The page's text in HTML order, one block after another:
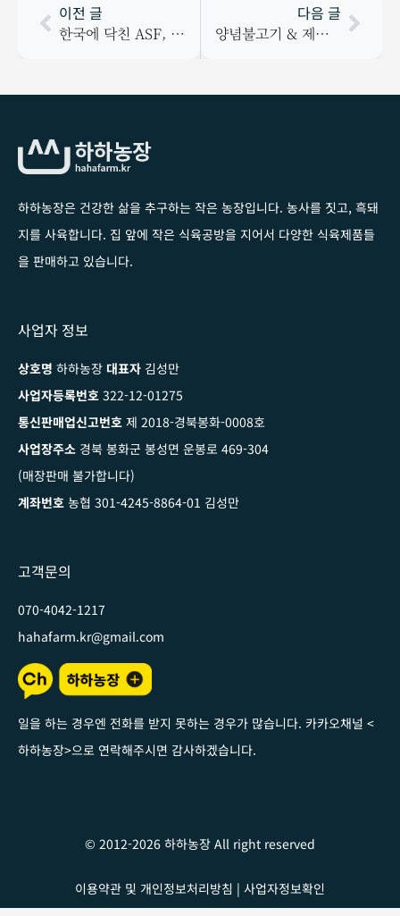
이전 글
한국에 닥친 ASF, 하하농장 가슴이 철렁
다음 글
양념불고기 & 제육볶음 출시!
하하농장은 건강한 삶을 추구하는 작은 농장입니다. 농사를 짓고, 흑돼
지를 사육합니다. 집 앞에 작은 식육공방을 지어서 다양한 식육제품들
을 판매하고 있습니다.
사업자 정보
상호명 하하농장 대표자 김성만
사업자등록번호 322-12-01275
통신판매업신고번호 제 2018-경북봉화-0008호
사업장주소 경북 봉화군 봉성면 운봉로 469-304
(매장판매 불가합니다)
계좌번호 농협 301-4245-8864-01 김성만
고객문의
070-4042-1217
hahafarm.kr@gmail.com
일을 하는 경우엔 전화를 받지 못하는 경우가 많습니다. 카카오채널 <
하하농장>으로 연락해주시면 감사하겠습니다.
© 2012-2026 하하농장 All right reserved
이용약관 및 개인정보처리방침 | 사업자정보확인